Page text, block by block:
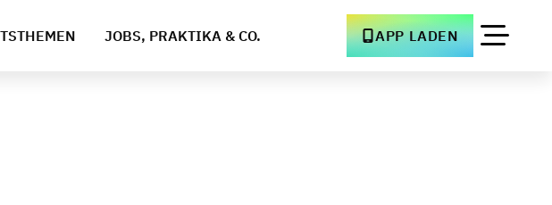
JOBS, PRAKTIKA & CO. APP LADEN